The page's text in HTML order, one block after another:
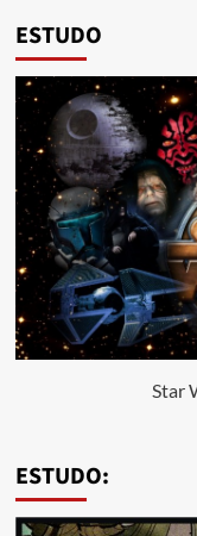
ESTUDO
Star
ESTUDO: